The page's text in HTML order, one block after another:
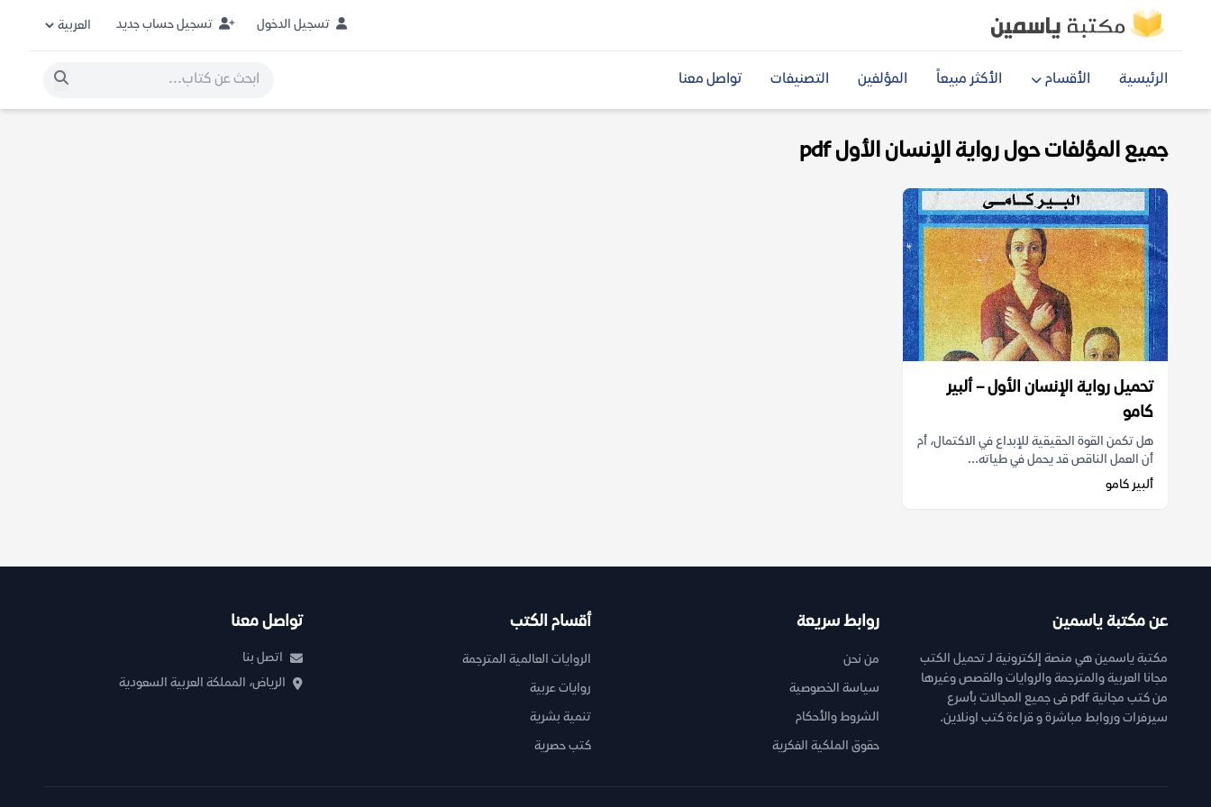
تسجيل الدخول تسجيل حساب جديد
الرئيسية الأقسام الأكثر مبيعاً المؤلفين التصنيفات تواصل معنا
جميع المؤلفات حول رواية الإنسان الأول pdf
تحميل رواية الإنسان الأول – ألبير
كامو
هل تكمن القوة الحقيقية للإبداع في الاكتمال، أم
أن العمل الناقص قد يحمل في طياته...
ألبير كامو
عن مكتبة ياسمين
مكتبة ياسمين هي منصة إلكترونية لـ تحميل الكتب
مجانا العربية والمترجمة والروايات والقصص وغيرها
من كتب مجانية pdf فى جميع المجالات بأسرع
سيرفرات وروابط مباشرة و قراءة كتب اونلاين.
روابط سريعة
من نحن
سياسة الخصوصية
الشروط والأحكام
حقوق الملكية الفكرية
أقسام الكتب
الروايات العالمية المترجمة
روايات عربية
تنمية بشرية
كتب حصرية
تواصل معنا
اتصل بنا
الرياض، المملكة العربية السعودية